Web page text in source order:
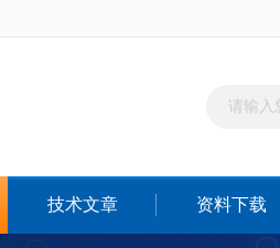
技术文章 资料下载